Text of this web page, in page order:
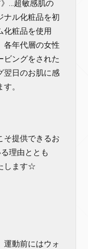
…超敏感肌の
ナル化粧品を初
化粧品を使用
各年代層の女性
ビングをされた
翌日のお肌に感
。
そ提供できるお
理由ととも
します☆
動前にはウォ